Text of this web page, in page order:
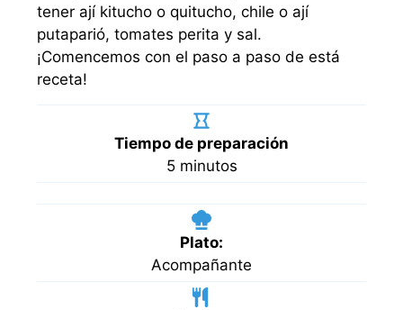
tener ají kitucho o quitucho, chile o ají
putaparió, tomates perita y sal.
¡Comencemos con el paso a paso de está
receta!
Tiempo de preparación
5minutos
minutos
Plato:
Acompañante